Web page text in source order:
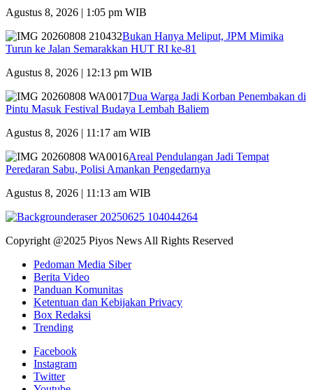
Agustus 8, 2026 | 1:05 pm WIB
Bukan Hanya Meliput, JPM Mimika
Turun ke Jalan Semarakkan HUT RI ke-81
Agustus 8, 2026 | 12:13 pm WIB
Dua Warga Jadi Korban Penembakan di
Pintu Masuk Festival Budaya Lembah Baliem
Agustus 8, 2026 | 11:17 am WIB
Areal Pendulangan Jadi Tempat
Peredaran Sabu, Polisi Amankan Pengedarnya
Agustus 8, 2026 | 11:13 am WIB
Copyright @2025 Piyos News All Rights Reserved
Pedoman Media Siber
Berita Video
Panduan Komunitas
Ketentuan dan Kebijakan Privacy
Box Redaksi
Trending
Facebook
Instagram
Twitter